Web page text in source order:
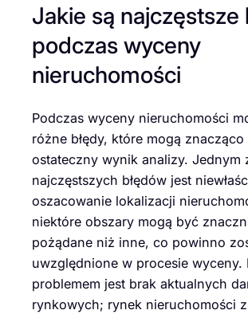
Jakie są najczęstsze
podczas wyceny
nieruchomości
Podczas wyceny nieruchomości
różne błędy, które mogą znacząco
ostateczny wynik analizy. Jednym
najczęstszych błędów jest
oszacowanie lokalizacji
niektóre obszary mogą być
pożądane niż inne, co powinno
uwzględnione w procesie wyceny.
problemem jest brak aktualnych
rynkowych; rynek nieruchomości